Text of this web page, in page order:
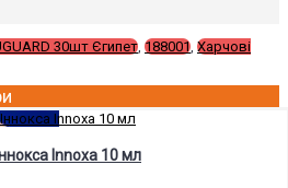
30шт Єгипет 188001 Харчові
Innoxa 10 мл